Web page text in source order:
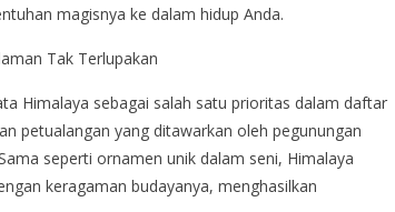
magisnya ke dalam hidup Anda.
Tak Terlupakan
Himalaya sebagai salah satu prioritas dalam daftar
petualangan yang ditawarkan oleh pegunungan
seperti ornamen unik dalam seni, Himalaya
keragaman budayanya, menghasilkan